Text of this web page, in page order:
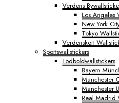
Verdens
Los Angeles
New York
Tokyo
Verdenskort
Sportswallstickers
Fodboldwallstickers
Bayern
Manchester
Manchester
Real Madrid